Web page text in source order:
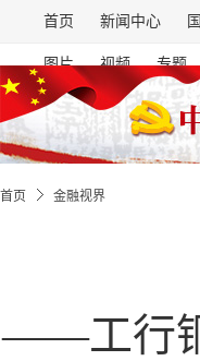
首页 新闻中心
图片 视频 专题
首页 金融视界
——工行